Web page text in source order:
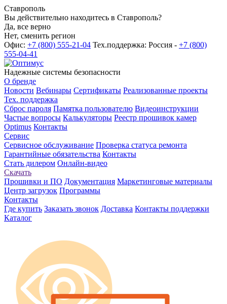
Ставрополь
Вы действительно находитесь в Ставрополь?
Да, все верно
Нет, сменить регион
Офис: +7 (800) 555-21-04 Тех.поддержка: Россия - +7 (800)
555-04-41
Надежные системы безопасности
О бренде
Новости Вебинары Сертификаты Реализованные проекты
Тех. поддержка
Сброс пароля Памятка пользователю Видеоинструкции
Частые вопросы Калькуляторы Реестр прошивок камер
Optimus Контакты
Сервис
Сервисное обслуживание Проверка статуса ремонта
Гарантийные обязательства Контакты
Стать дилером Онлайн-видео
Скачать
Прошивки и ПО Документация Маркетинговые материалы
Центр загрузок Программы
Контакты
Где купить Заказать звонок Доставка Контакты поддержки
Каталог